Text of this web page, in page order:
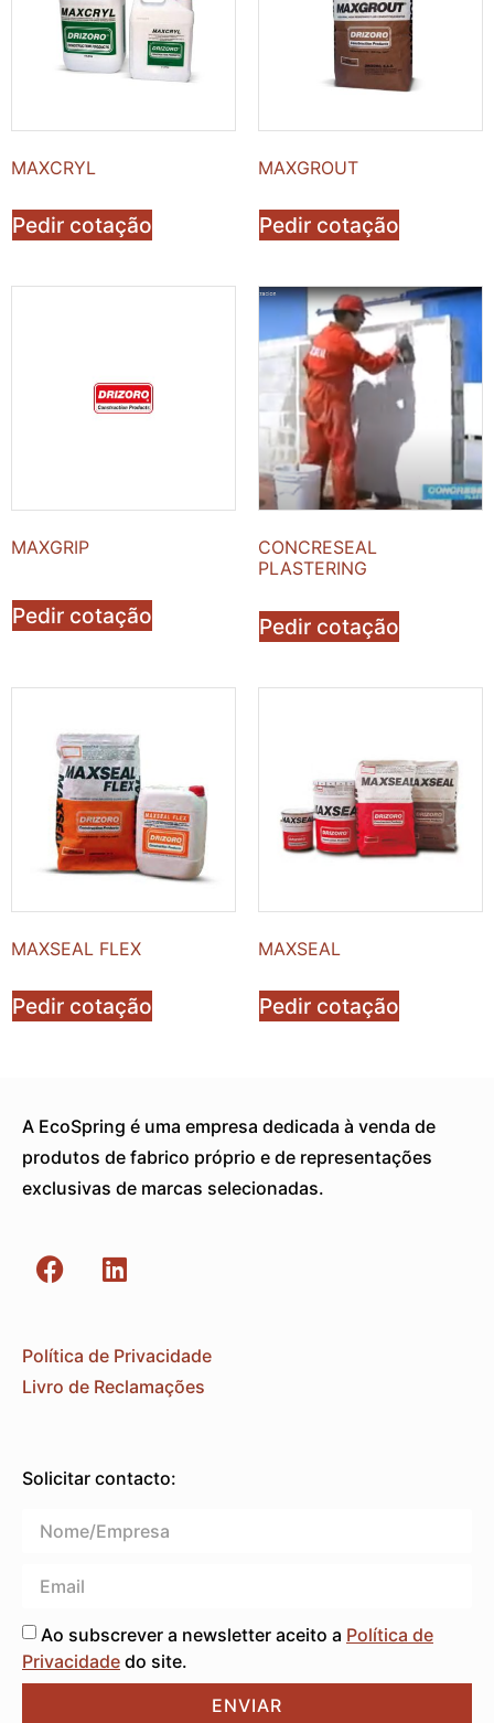
MAXCRYL
Pedir cotação
MAXGROUT
Pedir cotação
MAXGRIP
Pedir cotação
CONCRESEAL
PLASTERING
Pedir cotação
MAXSEAL FLEX
Pedir cotação
MAXSEAL
Pedir cotação
A EcoSpring é uma empresa dedicada à venda de
produtos de fabrico próprio e de representações
exclusivas de marcas selecionadas.
Política de Privacidade
Livro de Reclamações
Solicitar contacto:
Ao subscrever a newsletter aceito a Política de
Privacidade do site.
ENVIAR